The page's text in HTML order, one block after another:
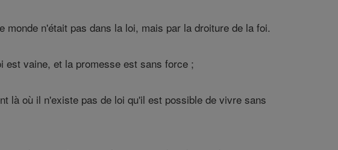
n'était pas dans la loi, mais par la droiture de la foi.
est vaine, et la promesse est sans force ;
là où il n'existe pas de loi qu'il est possible de vivre sans